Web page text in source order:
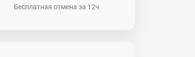
Бесплатная отмена за 12ч